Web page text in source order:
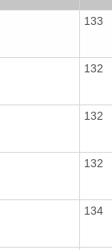
133
132
132
132
134